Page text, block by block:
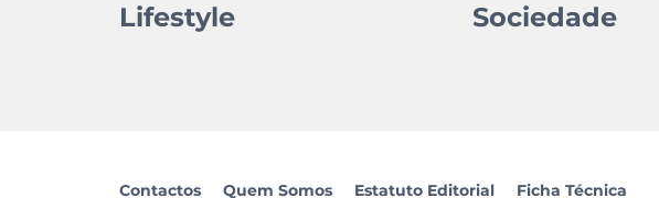
Lifestyle
Sociedade
Contactos Quem Somos Estatuto Editorial Ficha Técnica